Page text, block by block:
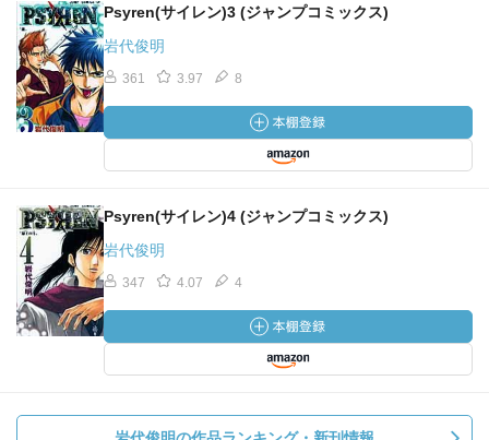
Psyren(サイレン)3 (ジャンプコミックス)
岩代俊明
361 3.97 8
Psyren(サイレン)4 (ジャンプコミックス)
岩代俊明
347 4.07 4